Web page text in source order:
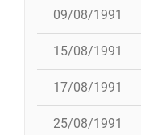
09/08/1991
15/08/1991
17/08/1991
25/08/1991